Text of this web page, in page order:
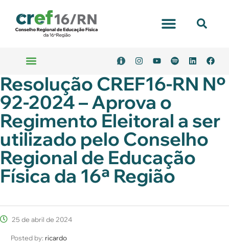
Resolução CREF16-RN Nº
92-2024 – Aprova o
Regimento Eleitoral a ser
utilizado pelo Conselho
Regional de Educação
Física da 16ª Região
25 de abril de 2024
Posted by: ricardo